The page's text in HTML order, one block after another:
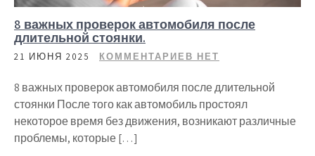
8 важных проверок автомобиля после
длительной стоянки.
21 ИЮНЯ 2025 КОММЕНТАРИЕВ НЕТ
8 важных проверок автомобиля после длительной
стоянки После того как автомобиль простоял
некоторое время без движения, возникают различные
проблемы, которые […]